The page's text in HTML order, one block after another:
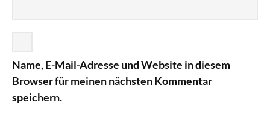
Name, E-Mail-Adresse und Website in diesem
Browser für meinen nächsten Kommentar
speichern.